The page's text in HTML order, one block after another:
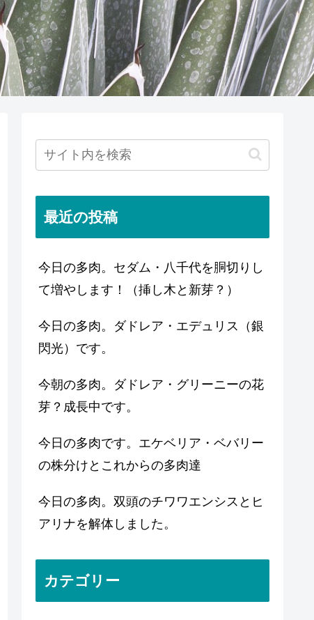
最近の投稿
今日の多肉。セダム・八千代を胴切りし
て増やします！（挿し木と新芽？）
今日の多肉。ダドレア・エデュリス（銀
閃光）です。
今朝の多肉。ダドレア・グリーニーの花
芽？成長中です。
今日の多肉です。エケベリア・ベバリー
の株分けとこれからの多肉達
今日の多肉。双頭のチワワエンシスとヒ
アリナを解体しました。
カテゴリー